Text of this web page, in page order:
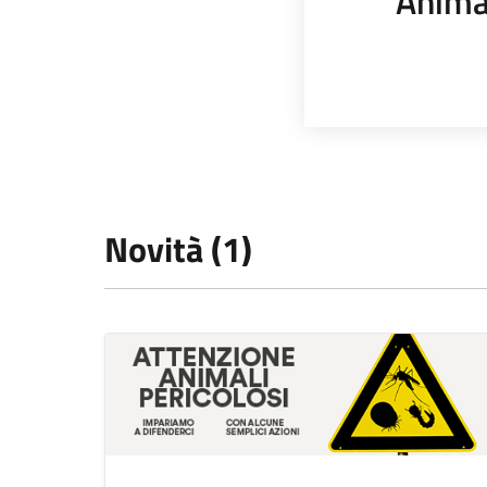
Novità (1)